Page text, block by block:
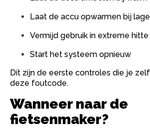
Laat de accu opwarmen bij
Vermijd gebruik in extreme
Start het systeem opnieuw
Dit zijn de eerste controles die je
deze foutcode.
Wanneer naar de
fietsenmaker?